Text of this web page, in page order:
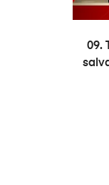
09.